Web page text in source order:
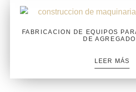
FABRICACION DE EQUIPOS
DE
LEER MÁS